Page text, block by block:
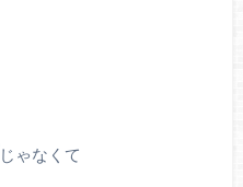
じゃなくて